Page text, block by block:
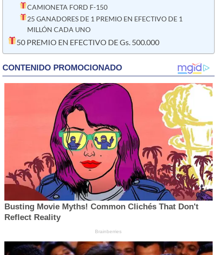
CAMIONETA FORD F-150
25 GANADORES DE 1 PREMIO EN EFECTIVO DE 1
MILLÓN CADA UNO
50 PREMIO EN EFECTIVO DE Gs. 500.000